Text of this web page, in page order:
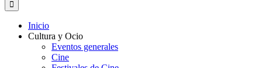
Inicio
Cultura y Ocio
Eventos generales
Cine